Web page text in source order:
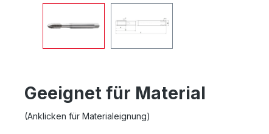
Geeignet für Material
(Anklicken für Materialeignung)